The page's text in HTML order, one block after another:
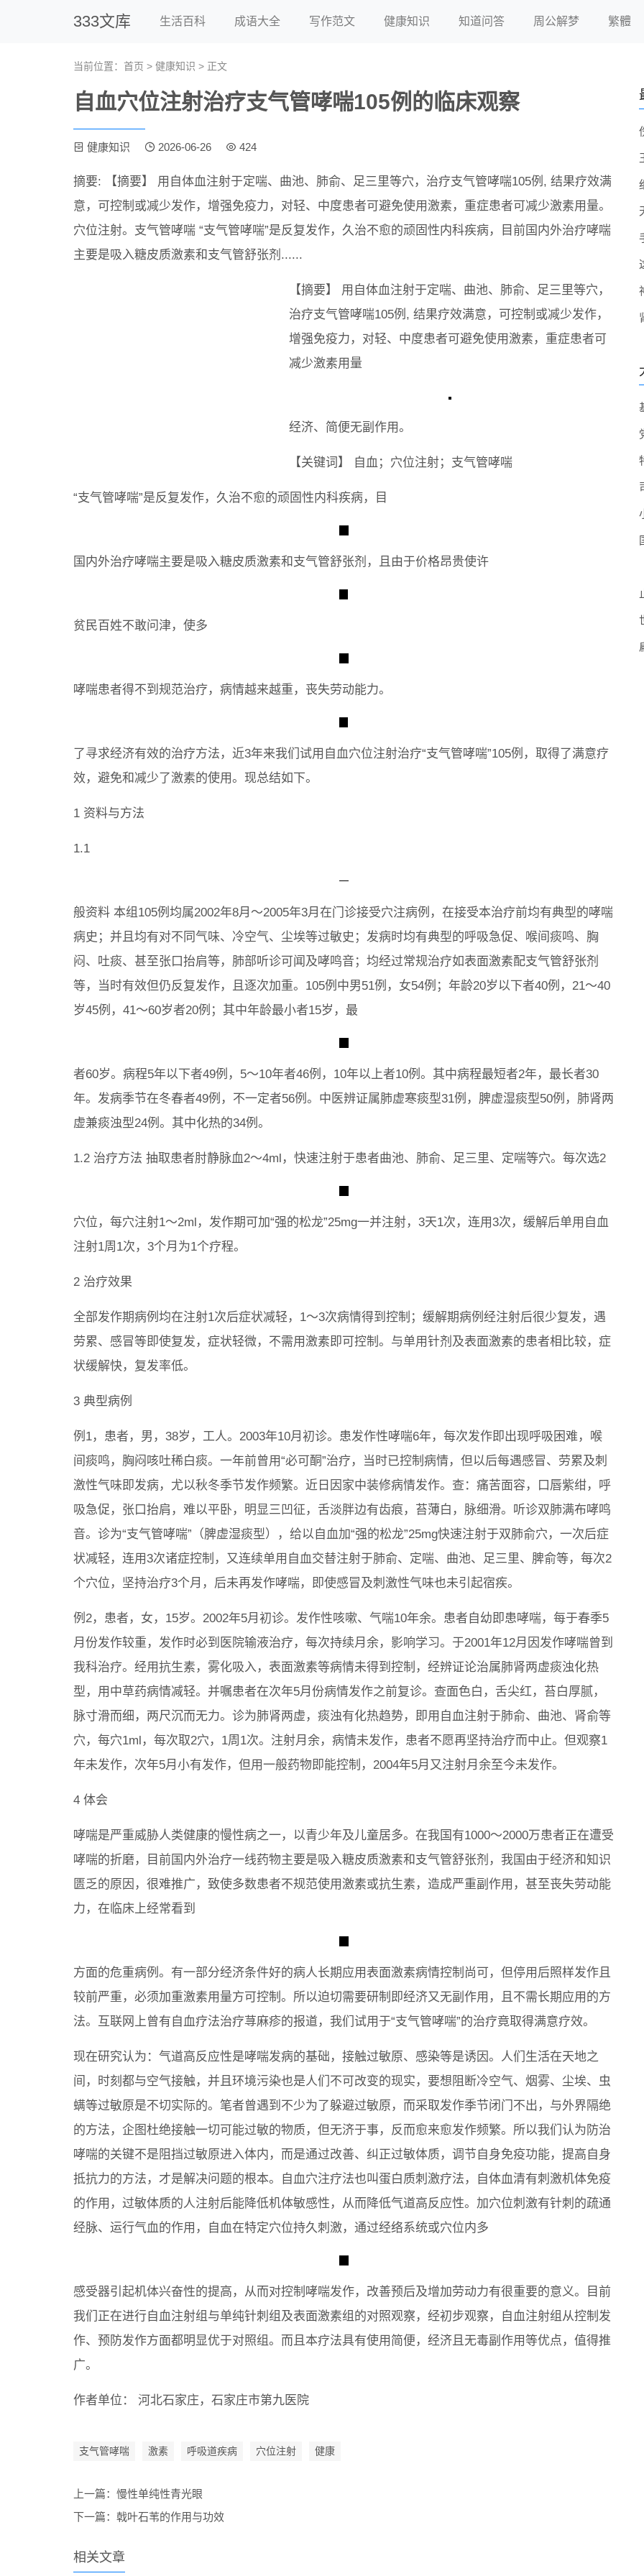
333文库 生活百科 成语大全 写作范文 健康知识 知道问答 周公解梦 繁體
当前位置： 首页 > 健康知识 > 正文
自血穴位注射治疗支气管哮喘105例的临床观察
健康知识 2026-06-26 424
摘要: 【摘要】 用自体血注射于定喘、曲池、肺俞、足三里等穴，治疗支气管哮喘105例, 结果疗效满
意，可控制或减少发作，增强免疫力，对轻、中度患者可避免使用激素，重症患者可减少激素用量。
穴位注射。支气管哮喘 “支气管哮喘”是反复发作，久治不愈的顽固性内科疾病，目前国内外治疗哮喘
主要是吸入糖皮质激素和支气管舒张剂......
【摘要】 用自体血注射于定喘、曲池、肺俞、足三里等穴，
治疗支气管哮喘105例, 结果疗效满意，可控制或减少发作，
增强免疫力，对轻、中度患者可避免使用激素，重症患者可
减少激素用量
经济、简便无副作用。
【关键词】 自血；穴位注射；支气管哮喘
“支气管哮喘”是反复发作，久治不愈的顽固性内科疾病，目
国内外治疗哮喘主要是吸入糖皮质激素和支气管舒张剂，且由于价格昂贵使许
贫民百姓不敢问津，使多
哮喘患者得不到规范治疗，病情越来越重，丧失劳动能力。
了寻求经济有效的治疗方法，近3年来我们试用自血穴位注射治疗“支气管哮喘”105例，取得了满意疗
效，避免和减少了激素的使用。现总结如下。
1 资料与方法
1.1
般资料 本组105例均属2002年8月～2005年3月在门诊接受穴注病例，在接受本治疗前均有典型的哮喘
病史；并且均有对不同气味、冷空气、尘埃等过敏史；发病时均有典型的呼吸急促、喉间痰鸣、胸
闷、吐痰、甚至张口抬肩等，肺部听诊可闻及哮鸣音；均经过常规治疗如表面激素配支气管舒张剂
等，当时有效但仍反复发作，且逐次加重。105例中男51例，女54例；年龄20岁以下者40例，21～40
岁45例，41～60岁者20例；其中年龄最小者15岁，最
者60岁。病程5年以下者49例，5～10年者46例，10年以上者10例。其中病程最短者2年，最长者30
年。发病季节在冬春者49例，不一定者56例。中医辨证属肺虚寒痰型31例，脾虚湿痰型50例，肺肾两
虚兼痰浊型24例。其中化热的34例。
1.2 治疗方法 抽取患者肘静脉血2～4ml，快速注射于患者曲池、肺俞、足三里、定喘等穴。每次选2
穴位，每穴注射1～2ml，发作期可加“强的松龙”25mg一并注射，3天1次，连用3次，缓解后单用自血
注射1周1次，3个月为1个疗程。
2 治疗效果
全部发作期病例均在注射1次后症状减轻，1～3次病情得到控制；缓解期病例经注射后很少复发，遇
劳累、感冒等即使复发，症状轻微，不需用激素即可控制。与单用针剂及表面激素的患者相比较，症
状缓解快，复发率低。
3 典型病例
例1，患者，男，38岁，工人。2003年10月初诊。患发作性哮喘6年，每次发作即出现呼吸困难，喉
间痰鸣，胸闷咳吐稀白痰。一年前曾用“必可酮”治疗，当时已控制病情，但以后每遇感冒、劳累及刺
激性气味即发病，尤以秋冬季节发作频繁。近日因家中装修病情发作。查：痛苦面容，口唇紫绀，呼
吸急促，张口抬肩，难以平卧，明显三凹征，舌淡胖边有齿痕，苔薄白，脉细滑。听诊双肺满布哮鸣
音。诊为“支气管哮喘”（脾虚湿痰型），给以自血加“强的松龙”25mg快速注射于双肺俞穴，一次后症
状减轻，连用3次诸症控制，又连续单用自血交替注射于肺俞、定喘、曲池、足三里、脾俞等，每次2
个穴位，坚持治疗3个月，后未再发作哮喘，即使感冒及刺激性气味也未引起宿疾。
例2，患者，女，15岁。2002年5月初诊。发作性咳嗽、气喘10年余。患者自幼即患哮喘，每于春季5
月份发作较重，发作时必到医院输液治疗，每次持续月余，影响学习。于2001年12月因发作哮喘曾到
我科治疗。经用抗生素，雾化吸入，表面激素等病情未得到控制，经辨证论治属肺肾两虚痰浊化热
型，用中草药病情减轻。并嘱患者在次年5月份病情发作之前复诊。查面色白，舌尖红，苔白厚腻，
脉寸滑而细，两尺沉而无力。诊为肺肾两虚，痰浊有化热趋势，即用自血注射于肺俞、曲池、肾俞等
穴，每穴1ml，每次取2穴，1周1次。注射月余，病情未发作，患者不愿再坚持治疗而中止。但观察1
年未发作，次年5月小有发作，但用一般药物即能控制，2004年5月又注射月余至今未发作。
4 体会
哮喘是严重威胁人类健康的慢性病之一，以青少年及儿童居多。在我国有1000～2000万患者正在遭受
哮喘的折磨，目前国内外治疗一线药物主要是吸入糖皮质激素和支气管舒张剂，我国由于经济和知识
匮乏的原因，很难推广，致使多数患者不规范使用激素或抗生素，造成严重副作用，甚至丧失劳动能
力，在临床上经常看到
方面的危重病例。有一部分经济条件好的病人长期应用表面激素病情控制尚可，但停用后照样发作且
较前严重，必须加重激素用量方可控制。所以迫切需要研制即经济又无副作用，且不需长期应用的方
法。互联网上曾有自血疗法治疗荨麻疹的报道，我们试用于“支气管哮喘”的治疗竟取得满意疗效。
现在研究认为：气道高反应性是哮喘发病的基础，接触过敏原、感染等是诱因。人们生活在天地之
间，时刻都与空气接触，并且环境污染也是人们不可改变的现实，要想阻断冷空气、烟雾、尘埃、虫
螨等过敏原是不切实际的。笔者曾遇到不少为了躲避过敏原，而采取发作季节闭门不出，与外界隔绝
的方法，企图杜绝接触一切可能过敏的物质，但无济于事，反而愈来愈发作频繁。所以我们认为防治
哮喘的关键不是阻挡过敏原进入体内，而是通过改善、纠正过敏体质，调节自身免疫功能，提高自身
抵抗力的方法，才是解决问题的根本。自血穴注疗法也叫蛋白质刺激疗法，自体血清有刺激机体免疫
的作用，过敏体质的人注射后能降低机体敏感性，从而降低气道高反应性。加穴位刺激有针刺的疏通
经脉、运行气血的作用，自血在特定穴位持久刺激，通过经络系统或穴位内多
感受器引起机体兴奋性的提高，从而对控制哮喘发作，改善预后及增加劳动力有很重要的意义。目前
我们正在进行自血注射组与单纯针刺组及表面激素组的对照观察，经初步观察，自血注射组从控制发
作、预防发作方面都明显优于对照组。而且本疗法具有使用简便，经济且无毒副作用等优点，值得推
广。
作者单位： 河北石家庄，石家庄市第九医院
支气管哮喘 激素 呼吸道疾病 穴位注射 健康
上一篇： 慢性单纯性青光眼
下一篇： 戟叶石苇的作用与功效
相关文章